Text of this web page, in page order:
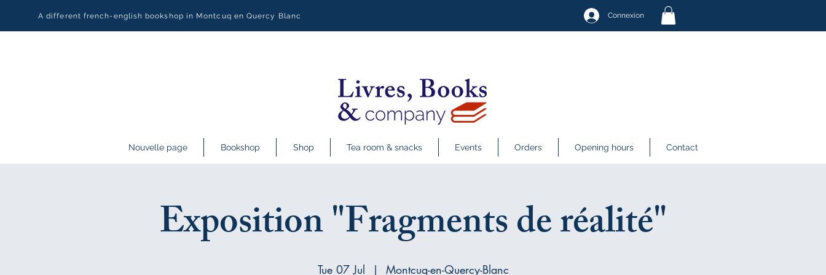
A different french-english bookshop in Montcuq en Quercy Blanc Connexion
Nouvelle page Bookshop Shop Tea room & snacks Events Orders Opening hours Contact
Exposition "Fragments de réalité"
Tue 07 Jul
  |
Montcuq-en-Quercy-Blanc